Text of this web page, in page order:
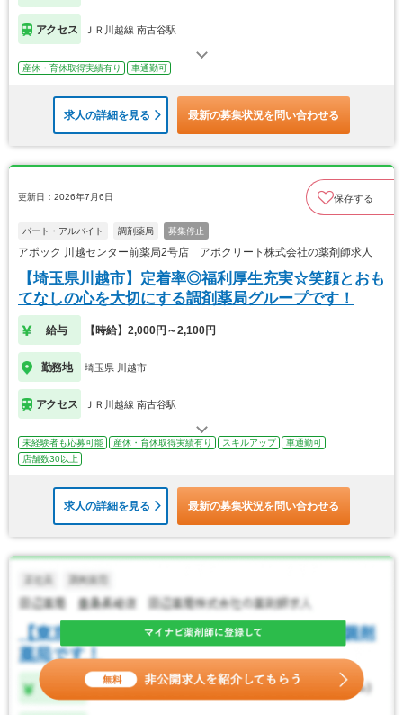
アクセス ＪＲ川越線 南古谷駅
産休・育休取得実績有り 車通勤可
求人の詳細を見る 最新の募集状況を問い合わせる
更新日：2026年7月6日 保存する
パート・アルバイト 調剤薬局 募集停止
アポック 川越センター前薬局2号店 アポクリート株式会社の薬剤師求人
【埼玉県川越市】定着率◎福利厚生充実☆笑顔とおも
てなしの心を大切にする調剤薬局グループです！
給与 【時給】2,000円～2,100円
勤務地 埼玉県 川越市
アクセス ＪＲ川越線 南古谷駅
未経験者も応募可能 産休・育休取得実績有り スキルアップ
車通勤可
店舗数30以上
求人の詳細を見る 最新の募集状況を問い合わせる